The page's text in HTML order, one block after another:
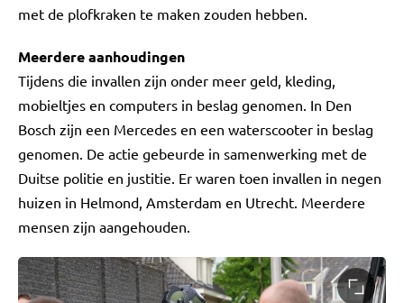
met de plofkraken te maken zouden hebben.
Meerdere aanhoudingen
Tijdens die invallen zijn onder meer geld, kleding,
mobieltjes en computers in beslag genomen. In Den
Bosch zijn een Mercedes en een waterscooter in beslag
genomen. De actie gebeurde in samenwerking met de
Duitse politie en justitie. Er waren toen invallen in negen
huizen in Helmond, Amsterdam en Utrecht. Meerdere
mensen zijn aangehouden.